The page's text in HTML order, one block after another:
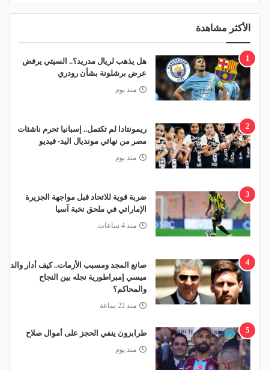
الأكثر مشاهدة
1
هل يذهب لريال مدريد؟.. السيتي يرفض
عرض برشلونة بشأن رودري
منذ يوم
2
ريمونتادا لم تكتمل.. إسبانيا تحرم ناشئات
مصر من نهائي مونديال اليد- فيديو
منذ يوم
3
ضربة قوية للاتحاد قبل مواجهة الجزيرة
الإماراتي في ملحق نخبة آسيا
منذ 4 ساعات
4
صانع المجد ومسبب الأزمات.. كيف أدار والد
ميسي إمبراطورية نجله بين النجاح
والمحاكم؟
منذ 22 ساعة
5 طرابزون ينفي الحجز على أموال صلاح
منذ يوم